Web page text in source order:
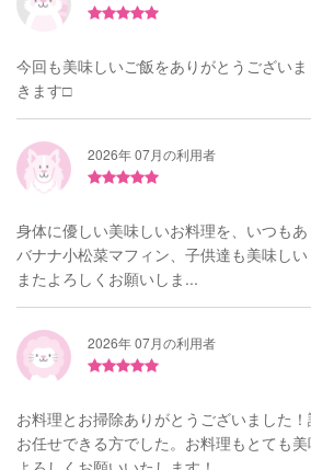
今回も美味しいご飯をありがとうござい
きます□︎
2026年 07月の利用者
身体に優しい美味しいお料理を、いつもあ
バナナ小松菜マフィン、子供達も美味しい
またよろしくお願いしま...
2026年 07月の利用者
お料理とお掃除ありがとうございました
お任せできる方でした。お料理もとても